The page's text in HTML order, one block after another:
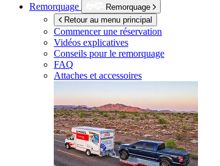
Remorquage
Remorquage
Retour au menu principal
Commencer une réservation
Vidéos explicatives
Conseils pour le remorquage
FAQ
Attaches et accessoires